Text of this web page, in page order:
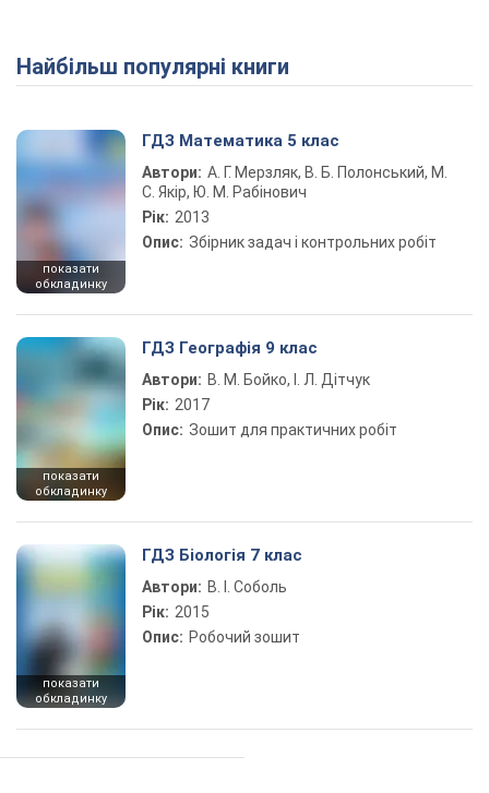
Найбільш популярні книги
показати
обкладинку
ГДЗ Математика 5 клас
Автори: А. Г. Мерзляк, В. Б. Полонський, М.
С. Якір, Ю. М. Рабінович
Рік: 2013
Опис: Збірник задач і контрольних робіт
показати
обкладинку
ГДЗ Географія 9 клас
Автори: В. М. Бойко, І. Л. Дітчук
Рік: 2017
Опис: Зошит для практичних робіт
показати
обкладинку
ГДЗ Біологія 7 клас
Автори: В. І. Соболь
Рік: 2015
Опис: Робочий зошит